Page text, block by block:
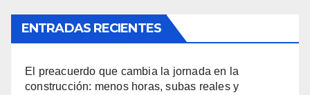
ENTRADAS RECIENTES
El preacuerdo que cambia la jornada en la
construcción: menos horas, subas reales y